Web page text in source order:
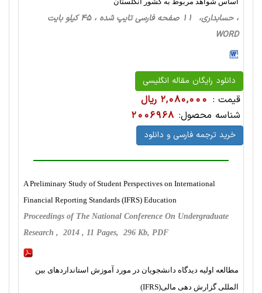
، حسابداری، 11 صفحه فارسی تایپ شده ، 45 کیلو بایت
WORD
دانلود رایگان مقاله انگلیسی
قیمت : 2,080,000 ریال
شناسه محصول: 2006968
خرید ترجمه فارسی و دانلود
A Preliminary Study of Student Perspectives on International
Financial Reporting Standards (IFRS) Education
Proceedings of The National Conference On Undergraduate
Research , 2014 , 11 Pages, 296 Kb, PDF
مطالعه اولیه دیدگاه دانشجویان در مورد آموزش استانداردهای بین
المللی گزارش دهی مالی(IFRS)